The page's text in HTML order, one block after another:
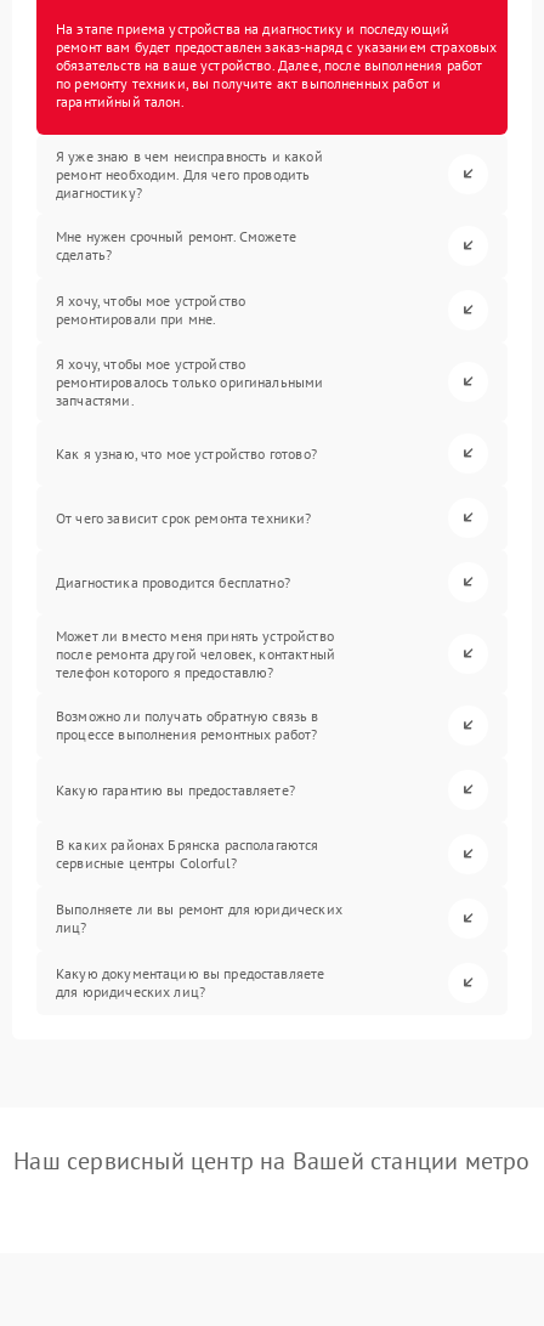
На этапе приема устройства на диагностику и последующий
ремонт вам будет предоставлен заказ-наряд с указанием страховых
обязательств на ваше устройство. Далее, после выполнения работ
по ремонту техники, вы получите акт выполненных работ и
гарантийный талон.
Я уже знаю в чем неисправность и какой
ремонт необходим. Для чего проводить
диагностику?
Мне нужен срочный ремонт. Сможете
сделать?
Я хочу, чтобы мое устройство
ремонтировали при мне.
Я хочу, чтобы мое устройство
ремонтировалось только оригинальными
запчастями.
Как я узнаю, что мое устройство готово?
От чего зависит срок ремонта техники?
Диагностика проводится бесплатно?
Может ли вместо меня принять устройство
после ремонта другой человек, контактный
телефон которого я предоставлю?
Возможно ли получать обратную связь в
процессе выполнения ремонтных работ?
Какую гарантию вы предоставляете?
В каких районах Брянска располагаются
сервисные центры Colorful?
Выполняете ли вы ремонт для юридических
лиц?
Какую документацию вы предоставляете
для юридических лиц?
Наш сервисный центр на Вашей станции метро